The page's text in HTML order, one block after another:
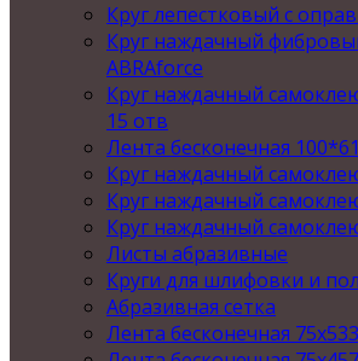
Круг лепестковый с
Круг наждачный
ABRAforce
Круг наждачный
15 отв
Лента бесконечная
Круг наждачный
Круг наждачный
Круг наждачный
Листы абразивные
Круги для шлифовки и
Абразивная сетка
Лента бесконечная 75х533